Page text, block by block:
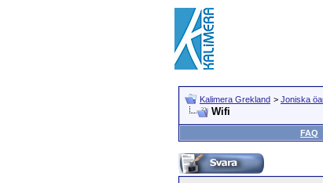
Kalimera Grekland > Joniska
Wifi
FAQ